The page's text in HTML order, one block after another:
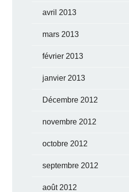
avril 2013
mars 2013
février 2013
janvier 2013
Décembre 2012
novembre 2012
octobre 2012
septembre 2012
août 2012